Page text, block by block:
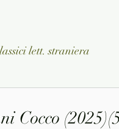
lett. straniera
Cocco